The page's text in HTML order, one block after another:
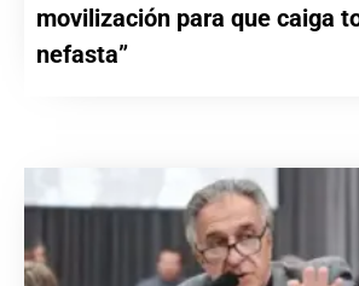
movilización para que caiga
nefasta”